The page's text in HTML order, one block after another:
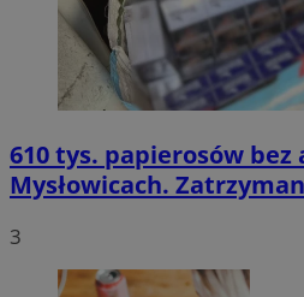
610 tys. papierosów bez
Mysłowicach.
3